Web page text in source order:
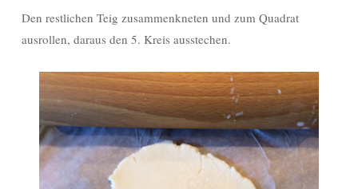
Den restlichen Teig zusammenkneten und zum Quadrat
ausrollen, daraus den 5. Kreis ausstechen.